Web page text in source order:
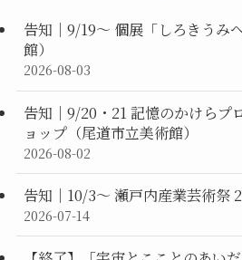
告知｜9/19〜 個展「しろきうみ
館）
2026-08-03
告知｜9/20・21 記憶のかけらプ
ョップ（尾道市立美術館）
2026-08-02
告知｜10/3〜 瀬戸内産業芸術祭
2026-07-14